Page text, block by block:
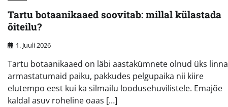
Tartu botaanikaaed soovitab: millal külastada
õiteilu?
1. Juuli 2026
Tartu botaanikaaed on läbi aastakümnete olnud üks linna
armastatumaid paiku, pakkudes pelgupaika nii kiire
elutempo eest kui ka silmailu loodusehuvilistele. Emajõe
kaldal asuv roheline oaas […]